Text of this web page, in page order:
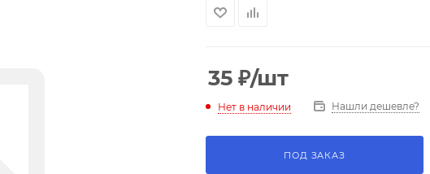
35 ₽/шт
Нет в наличии Нашли дешевле?
ПОД ЗАКАЗ